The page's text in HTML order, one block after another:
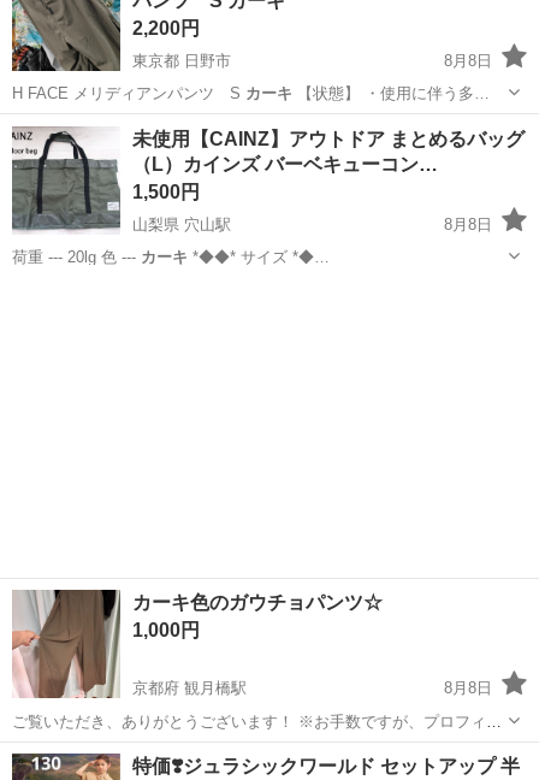
2,200円
東京都 日野市
8月8日
H FACE メリディアンパンツ S カーキ 【状態】 ・使用に伴う多…
東京 日野市 パンツ THE NORTH FACE
未使用【CAINZ】アウトドア まとめるバッグ
（L）カインズ バーベキューコン…
1,500円
山梨県 穴山駅
8月8日
荷重 --- 20lg 色 --- カーキ *◆◆* サイズ *◆…
カーキ色のガウチョパンツ☆
1,000円
京都府 観月橋駅
8月8日
ご覧いただき、ありがとうございます！ ※お手数ですが、プロフィー
ルをご覧の上ご購入をお願いいたします。 ウエストゴム仕様でリラッ
クス感のある、さらりとした質感のガウチョパンツです。 - スタイル:
京都 京都市 観月橋駅 ボトムス
特価❣️ジュラシックワールド セットアップ 半